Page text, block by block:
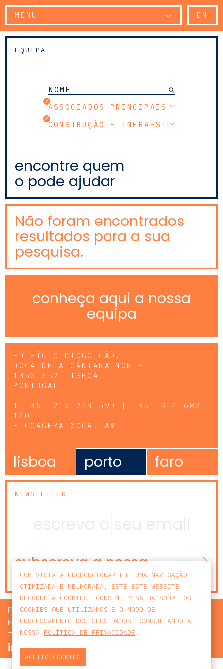
MENU EN
EQUIPA
ASSOCIADOS PRINCIPAIS
CONSTRUÇÃO E INFRAESTRUTURAS
encontre quem
o pode ajudar
Não foram encontrados
resultados para a sua
pesquisa.
conheça aqui a nossa
equipa
EDIFÍCIO DIOGO CÃO,
DOCA DE ALCÂNTARA NORTE
1350-352 LISBOA
PORTUGAL
T +351 213 223 590 | +351 914 682
140
E CCAGERAL@CCA.LAW
lisboa porto faro
NEWSLETTER
subscreva a nossa
newsletter
PROCURAR
POLÍTICA DE PRIVACIDADE
TERMOS E CONDIÇÕES
COM VISTA A PROPORCIONAR-LHE UMA NAVEGAÇÃO
OTIMIZADA E MELHORADA, ESTE ESTE WEBSITE
RECORRE A COOKIES. CONSENTE? SAIBA SOBRE OS
COOKIES QUE UTILIZAMOS E O MODO DE
PROCESSAMENTO DOS SEUS DADOS, CONSULTANDO A
NOSSA POLÍTICA DE PRIVACIDADE .
ACEITO COOKIES